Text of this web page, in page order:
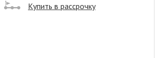
Купить в рассрочку